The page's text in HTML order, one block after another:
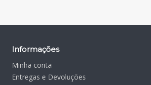
Informações
Minha conta
Entregas e Devoluções